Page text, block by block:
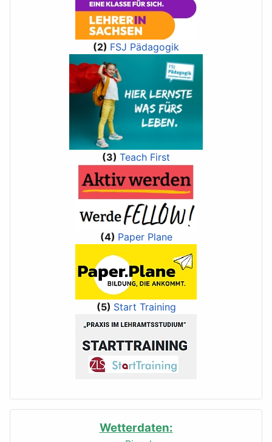
(2) FSJ Pädagogik
(3) Teach First
(4) Paper Plane
(5) Start Training
Wetterdaten: